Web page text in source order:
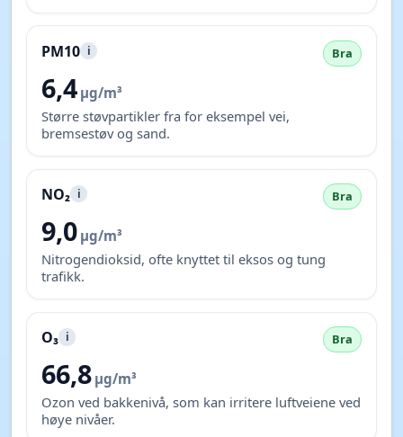
PM10 i Bra
6,4 µg/m³
Større støvpartikler fra for eksempel vei,
bremsestøv og sand.
NO₂ i Bra
9,0 µg/m³
Nitrogendioksid, ofte knyttet til eksos og tung
trafikk.
O₃ i Bra
66,8 µg/m³
Ozon ved bakkenivå, som kan irritere luftveiene ved
høye nivåer.